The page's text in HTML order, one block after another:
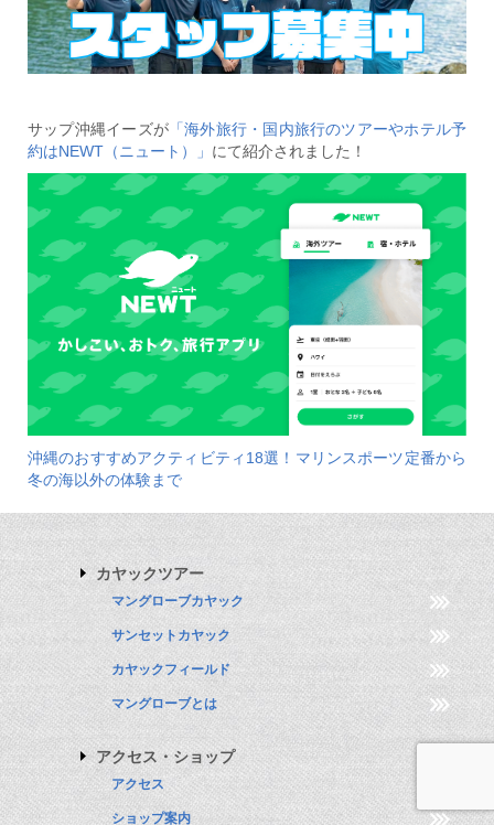
サップ沖縄イーズが 「海外旅行・国内旅行のツアーやホテル予
約はNEWT（ニュート）」 にて紹介されました！
沖縄のおすすめアクティビティ18選！マリンスポーツ定番から
冬の海以外の体験まで
カヤックツアー
マングローブカヤック
サンセットカヤック
カヤックフィールド
マングローブとは
アクセス・ショップ
アクセス
ショップ案内